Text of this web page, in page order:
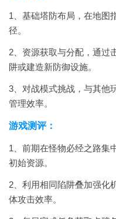
1、基础塔防布局，在地图
径。
2、资源获取与分配，通过
阱或建造新防御设施。
3、对战模式挑战，与其他
管理效率。
游戏测评：
1、前期在怪物必经之路集
初始资源。
2、利用相同陷阱叠加强化
体攻击效率。